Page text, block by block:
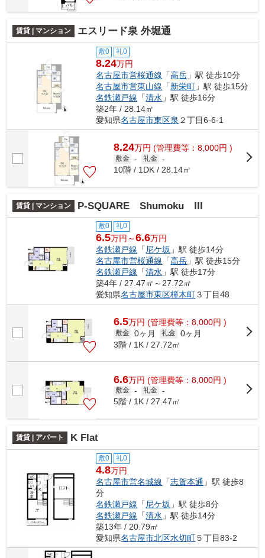
賃貸 | マンション エスリード泉 外堀通
敷0 礼0
8.24万円
名古屋市営桜通線 「高岳 」駅 徒歩10分
名古屋市営東山線 「新栄町 」駅 徒歩15分
名鉄瀬戸線 「清水 」駅 徒歩16分
築2年 / 28.14㎡
愛知県名古屋市東区泉 ２丁目6-6-1
8.24万円 (管理費等：8,000円 )
敷金 - 礼金 -
10階 / 1DK / 28.14㎡
賃貸 | マンション P-SQUARE Shumoku III
敷0 礼0
6.5万円～6.6万円
名鉄瀬戸線 「尼ケ坂 」駅 徒歩14分
名古屋市営桜通線 「高岳 」駅 徒歩15分
名鉄瀬戸線 「清水 」駅 徒歩17分
築4年 / 27.47㎡～27.72㎡
愛知県名古屋市東区橦木町３丁目48
6.5万円 (管理費等：8,000円 )
敷金 0ヶ月 礼金 0ヶ月
3階 / 1K / 27.72㎡
6.6万円 (管理費等：8,000円 )
敷金 - 礼金 -
5階 / 1K / 27.47㎡
賃貸 | アパート K Flat
敷0 礼0
4.8万円
名古屋市営名城線 「志賀本通 」駅 徒歩8
分
名鉄瀬戸線 「尼ケ坂 」駅 徒歩8分
名鉄瀬戸線 「清水 」駅 徒歩14分
築13年 / 20.79㎡
愛知県名古屋市北区水切町５丁目83-2